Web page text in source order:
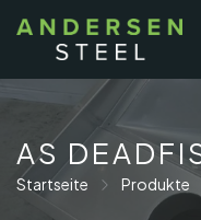
Inhalt
springen
AS
Startseite Produkte